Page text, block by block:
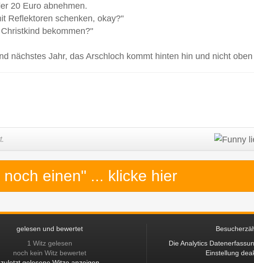
20 Euro abnehmen.
Reflektoren schenken, okay?"
bekommen?"
nächstes Jahr, das Arschloch kommt hinten hin und nicht
einen" ... klicke hier
gelesen und bewertet
1 Witz gelesen
noch kein Witz bewertet
Die Analytics
Einstellung